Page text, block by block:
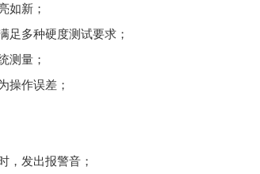
如新；
足多种硬度测试要求；
测量；
操作误差；
，发出报警音；